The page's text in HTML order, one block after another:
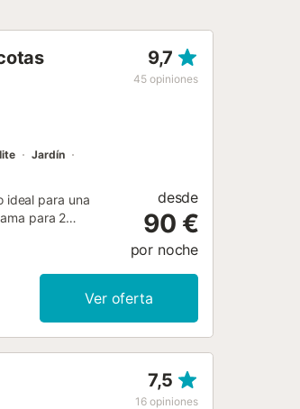
9,7
45 opiniones
Jardín
ideal para una
para 2
casa, una
hay una cuna
ni celebrar
desde
90 €
por noche
Ver oferta
7,5
16 opiniones